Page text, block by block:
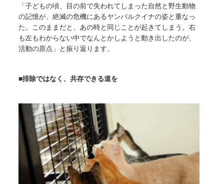
「子どもの頃、目の前で失われてしまった自然と野生動物
の記憶が、絶滅の危機にあるヤンバルクイナの姿と重なっ
た。このままだと、あの時と同じことが起きてしまう。右
も左もわからない中でなんとかしようと動き出したのが、
活動の原点」と振り返ります。
■排除ではなく、共存できる道を